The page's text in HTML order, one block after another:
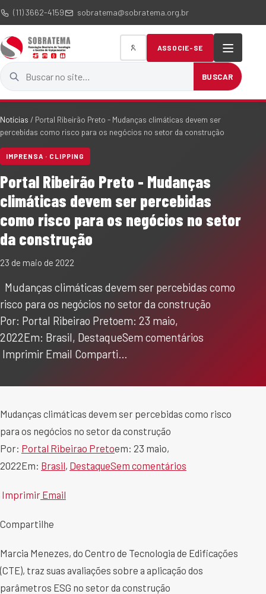
(11) 3662-4159 sobratema@sobratema.org.br
Buscar no site
BUSCAR
ASSOCIE-SE
Notícias / Portal Ribeirão Preto - Mudanças climáticas devem ser
percebidas como risco para os negócios no setor da construção
IMPRENSA · CLIPPING
Portal Ribeirão Preto - Mudanças
climáticas devem ser percebidas
como risco para os negócios no setor
da construção
23 de maio de 2022
Mudanças climáticas devem ser percebidas como
risco para os negócios no setor da construção
Por: Portal Ribeirao Pretoem: 23 maio,
2022Em: Brasil, DestaqueSem comentários
Imprimir Email Comparti…
Mudanças climáticas devem ser percebidas como risco
para os negócios no setor da construção
Por: Portal Ribeirao Pretoem: 23 maio,
2022Em: Brasil, DestaqueSem comentários
Imprimir Email
Compartilhe
Marcia Menezes, do Centro de Tecnologia de Edificações
(CTE), traz suas avaliações sobre a aplicação dos
parâmetros ESG no setor da construção